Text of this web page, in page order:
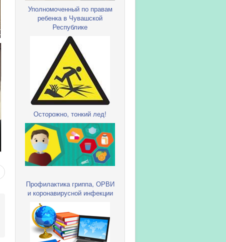
Уполномоченный по правам
ребенка в Чувашской
Республике
Осторожно, тонкий лед!
Профилактика гриппа, ОРВИ
и коронавирусной инфекции